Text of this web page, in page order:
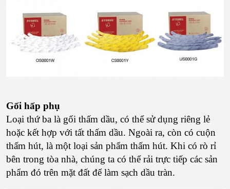
Gối hấp phụ
Loại thứ ba là gối thấm dầu, có thể sử dụng riêng lẻ
hoặc kết hợp với tất thấm dầu. Ngoài ra, còn có cuộn
thấm hút, là một loại sản phẩm thấm hút. Khi có rò rỉ
bên trong tòa nhà, chúng ta có thể rải trực tiếp các sản
phẩm đó trên mặt đất để làm sạch dầu tràn.